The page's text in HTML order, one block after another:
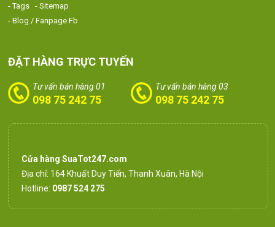
- Tags
- Sitemap
- Blog / Fanpage Fb
ĐẶT HÀNG TRỰC TUYẾN
Tư vấn bán hàng 01
098 75 242 75
Tư vấn bán hàng 03
098 75 242 75
Cửa hàng SuaTot247.com
Địa chỉ: 164 Khuất Duy Tiến, Thanh Xuân, Hà Nội
Hotline: 0987 524 275